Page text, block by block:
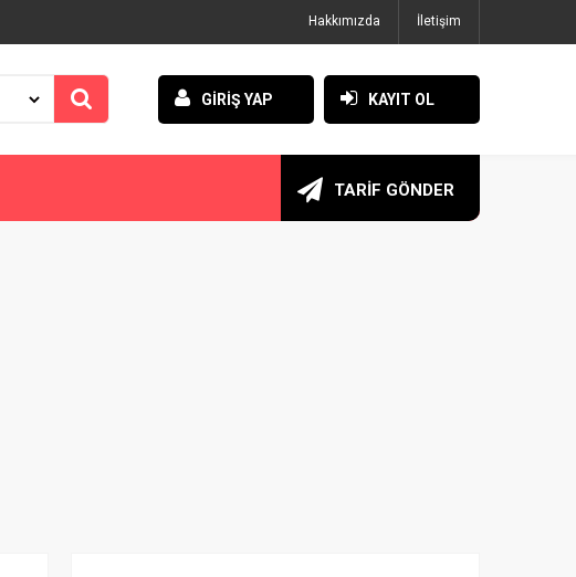
Hakkımızda İletişim
GİRİŞ YAP KAYIT OL
TARİF GÖNDER